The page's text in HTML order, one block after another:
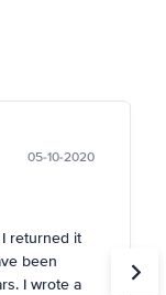
05-10-2020
returned it
been
I wrote a